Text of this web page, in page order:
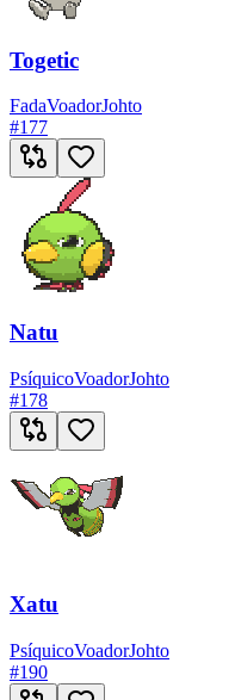
Togetic
FadaVoadorJohto
#177
Natu
PsíquicoVoadorJohto
#178
Xatu
PsíquicoVoadorJohto
#190